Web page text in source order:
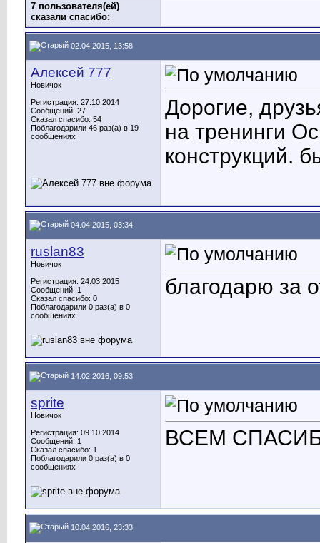
7 пользователя(ей)
сказали cпасибо:
02.04.2015, 13:58
Алексей 777
Новичок
Регистрация: 27.10.2014
Сообщений: 27
Сказал спасибо: 54
Поблагодарили 46 раз(а) в 19
сообщениях
Дорогие,
на тренинги
конструкций.
04.04.2015, 03:34
ruslan83
Новичок
Регистрация: 24.03.2015
Сообщений: 1
Сказал спасибо: 0
Поблагодарили 0 раз(а) в 0
сообщениях
благодарю за
14.02.2016, 09:53
sprite
Новичок
Регистрация: 09.10.2014
Сообщений: 1
Сказал спасибо: 1
Поблагодарили 0 раз(а) в 0
сообщениях
ВСЕМ
10.04.2016, 23:33